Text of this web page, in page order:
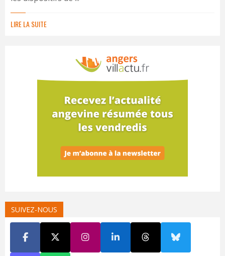
LIRE LA SUITE
SUIVEZ-NOUS